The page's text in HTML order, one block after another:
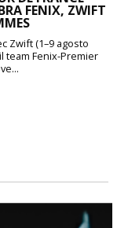
FENIX, ZWIFT
Zwift (1–9 agosto
team Fenix-Premier